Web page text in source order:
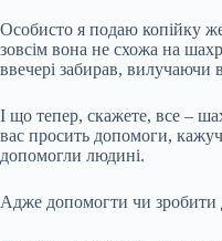
Особисто я подаю копійку
зовсім вона не схожа на
ввечері забирав, вилучаючи
І що тепер, скажете, все –
вас просить допомоги,
допомогли людині.
Адже допомогти чи зробити